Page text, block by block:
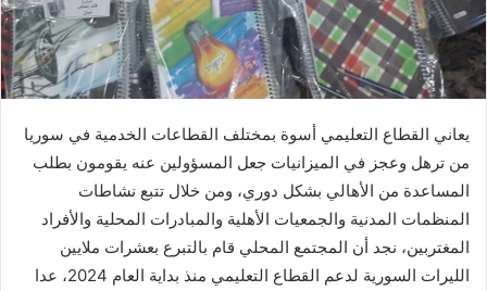
يعاني القطاع التعليمي أسوة بمختلف القطاعات الخدمية في سوريا
من ترهل وعجز في الميزانيات جعل المسؤولين عنه يقومون بطلب
المساعدة من الأهالي بشكل دوري، ومن خلال تتبع نشاطات
المنظمات المدنية والجمعيات الأهلية والمبادرات المحلية والأفراد
المغتربين، نجد أن المجتمع المحلي قام بالتبرع بعشرات ملايين
الليرات السورية لدعم القطاع التعليمي منذ بداية العام 2024، عدا